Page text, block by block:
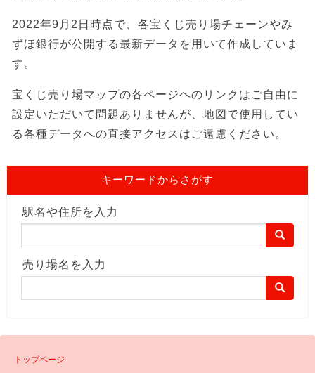
2022年9月2日時点で、各宝くじ売り場チェーンやみ
ずほ銀行が公開する最新データを用いて作成していま
す。
宝くじ売り場マップの各ページヘのリンクはご自由に
設定いただいて問題ありませんが、地図で使用してい
る各種データへの直接アクセスはご遠慮ください。
キーワードからさがす
駅名や住所を入力
売り場名を入力
トップページ